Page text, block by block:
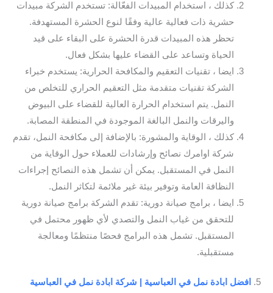
كذلك ، استخدام المبيدات الفعّالة: تستخدم الشركة مبيدات
حشرية ذات فعالية عالية وفقًا لنوع الحشرة المستهدفة.
تحظر هذه المبيدات قدرة الحشرة على البقاء على قيد
الحياة وتساعد على القضاء عليها بشكل فعال.
ايضا ، تقنيات التعقيم والمكافحة الحرارية: يستخدم خبراء
الشركة تقنيات متقدمة مثل التعقيم الحراري للتخلص من
النمل. يتم استخدام الحرارة العالية للقضاء على البيوض
واليرقات والنمل البالغة الموجودة في المنطقة المصابة.
كذلك ، الوقاية والمشورة: بالإضافة إلى مكافحة النمل، تقدم
شركة اوامرك نصائح وإرشادات للعملاء حول الوقاية من
النمل في المستقبل. يمكن أن تشمل هذه النصائح إجراءات
النظافة العامة وتوفير بيئة غير ملائمة لتكاثر النمل.
ايضا ، برامج صيانة دورية: تقدم الشركة برامج صيانة دورية
للتحقق من غياب النمل والتصدي لأي ظهور محتمل في
المستقبل. تشمل هذه البرامج فحصًا منتظمًا ومعالجة
مستقبلية.
5.
افضل ابادة نمل في العباسية | شركة ابادة نمل في العباسية